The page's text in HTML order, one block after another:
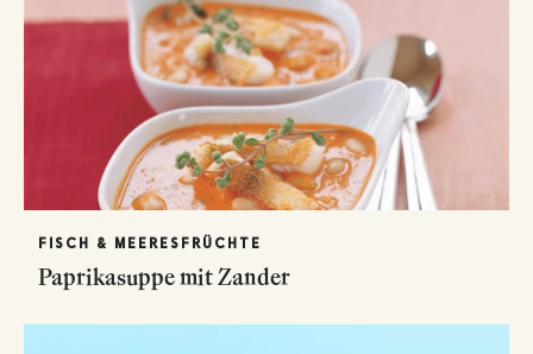
FISCH & MEERESFRÜCHTE
Paprikasuppe mit Zander